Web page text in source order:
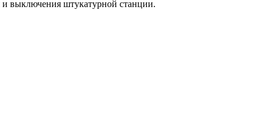
выключения штукатурной станции.